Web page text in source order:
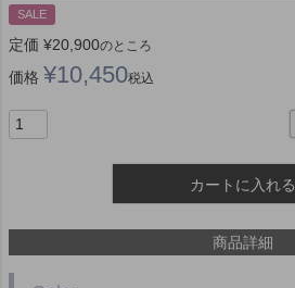
SALE
定価 ¥20,900のところ
価格 ¥10,450税込
カートに入れる
商品詳細